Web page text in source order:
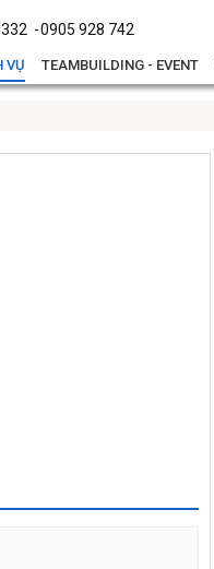
0905 928 742
VỤ TEAMBUILDING - EVENT